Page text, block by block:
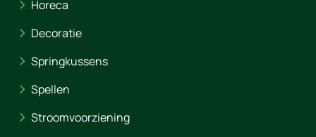
Horeca
Decoratie
Springkussens
Spellen
Stroomvoorziening